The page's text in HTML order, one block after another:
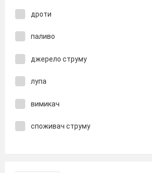
дроти
паливо
джерело струму
лупа
вимикач
споживач струму